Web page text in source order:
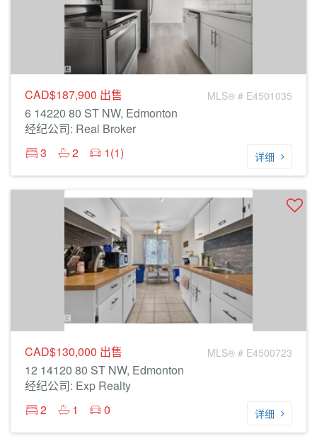
CAD$187,900 出售 MLS® # E4501035
6 14220 80 ST NW, Edmonton
经纪公司: Real Broker
3
2 1(1) 详细
CAD$130,000 出售 MLS® # E4500723
12 14120 80 ST NW, Edmonton
经纪公司: Exp Realty
2
1 0 详细